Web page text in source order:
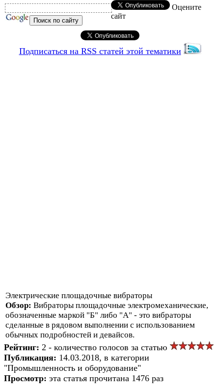
Оцените
сайт
Подписаться на RSS статей этой тематики
Электрические площадочные вибраторы
Обзор: Вибраторы площадочные электромеханические,
обозначенные маркой "Б" либо "А" - это вибраторы
сделанные в рядовом выполнении с использованием
обычных подробностей и девайсов.
Рейтинг: 2 - количество голосов за статью
Публикация: 14.03.2018, в категории
"Промышленность и оборудование"
Просмотр: эта статья прочитана 1476 раз